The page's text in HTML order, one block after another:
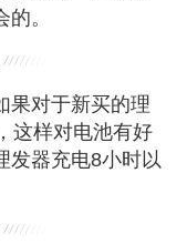
。
果对于新买的理
这样对电池有好
发器充电8小时以